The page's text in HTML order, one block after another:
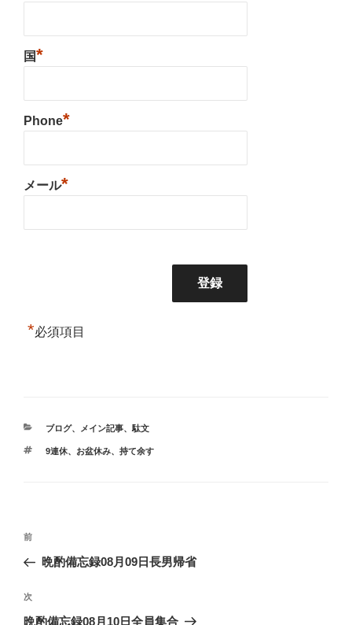
国*
Phone*
メール*
*必須項目
カ
ゴ
ブログ、 メイン記事、 駄文
タ
9連休、 お盆休み、 持て余す
投
ナ
ビ
ゲ
前
の
稿
前
晩酌備忘録08月09日長男帰省
次
の
次
晩酌備忘録08月10日全員集合